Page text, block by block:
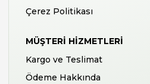
Çerez Politikası
MÜŞTERI HIZMETLERI
Kargo ve Teslimat
Ödeme Hakkında